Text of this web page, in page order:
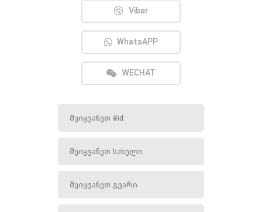
Viber
WhatsAPP
WECHAT